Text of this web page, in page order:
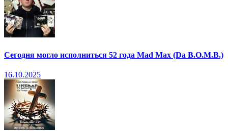
Сегодня могло исполниться 52 года Mad Max (Da B.O.M.B.)
16.10.2025